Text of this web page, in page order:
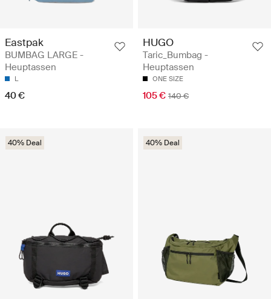
Eastpak
BUMBAG LARGE -
Heuptassen
L
40 €
HUGO
Taric_Bumbag -
Heuptassen
ONE SIZE
105 € 140 €
40% Deal 40% Deal